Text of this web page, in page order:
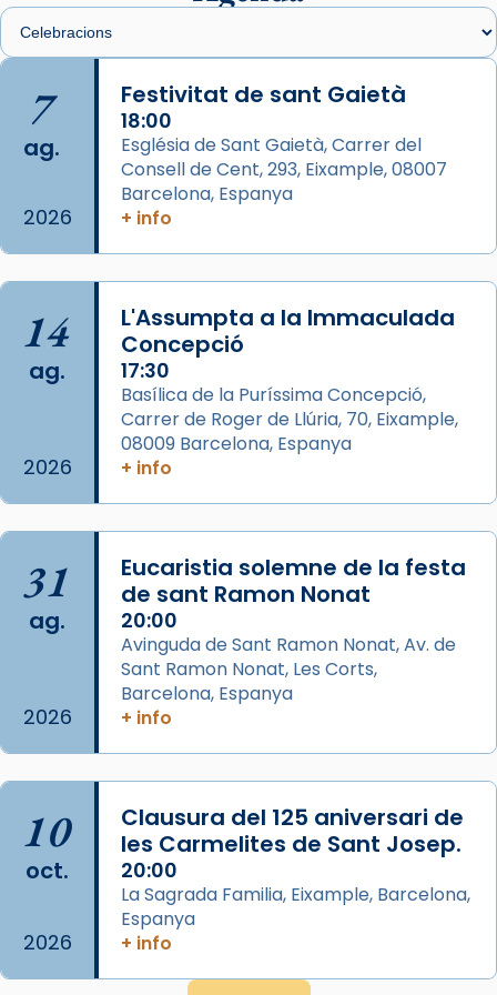
Santes de Mataró.
🔗
📸 J. Merino
Photo
View on Facebook · Share
Arquebisbat de Barcelona
2 weeks ago
missa d’acció de gràcies en agraïment al
comitè organitzador de la visita apostòlica
del Sant Pare Lleó XIV a Barcelona, i als
col·laboradors, a la Catedral de Barcelona.
L’arquebisbe de Barcelona, el cardenal Joan
Josep Omella, ha presidit la missa i l’ha
concelebrat el bisbe auxiliar de Barcelona,
Mons. David Abadías.
📸 Dr. G. Simón
Photo
View on Facebook Share
Arquebisbat de Barcelona
2 weeks ago
Memòria de les santes Juliana i
Semproniana, verges i màrtirs.
Acompanyant la història de sant Cugat, a
partir de l’Edat Mitjana sorgeix la tradició
que les santes Juliana (“relatiu a Júlia”) i
Semproniana (“relatiu a Semprònia =
eterna”) són deixebles seves. I l’any 1667, el
7
ag.
2026
Festivitat de sant Gaietà
18:00
Església de Sant Gaietà, Carrer del
Consell de Cent, 293, Eixample, 08007
Barcelona, Espanya
+ info
14
ag.
2026
L'Assumpta a la Immaculada
Concepció
17:30
Basílica de la Puríssima Concepció,
Carrer de Roger de Llúria, 70, Eixample,
08009 Barcelona, Espanya
+ info
31
ag.
2026
Eucaristia solemne de la festa
de sant Ramon Nonat
20:00
Avinguda de Sant Ramon Nonat, Av. de
Sant Ramon Nonat, Les Corts,
Barcelona, Espanya
+ info
10
oct.
2026
Clausura del 125 aniversari de
les Carmelites de Sant Josep.
20:00
La Sagrada Familia, Eixample, Barcelona,
Espanya
+ info